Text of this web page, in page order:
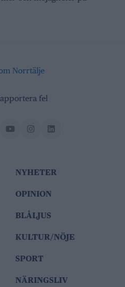
fel
NYHETER
OPINION
BLÅLJUS
KULTUR/NÖJE
SPORT
NÄRINGSLIV